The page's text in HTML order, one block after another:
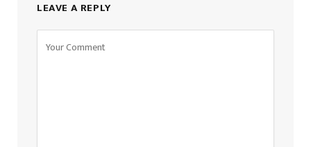
LEAVE A REPLY